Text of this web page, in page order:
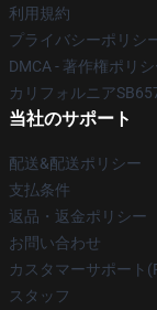
利用規約
プライバシーポリシ
DMCA - 著作権ポリ
カリフォルニア
当社のサポート
配送&配送ポリシー
支払条件
返品・返金ポリシー
お問い合わせ
カスタマーサポート
スタッフ